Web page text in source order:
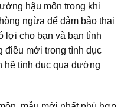
hậu môn trong khi
ngừa để đảm bảo thai
lợi cho bạn và bạn tình
điều mới trong tình dục
hệ tình dục qua đường